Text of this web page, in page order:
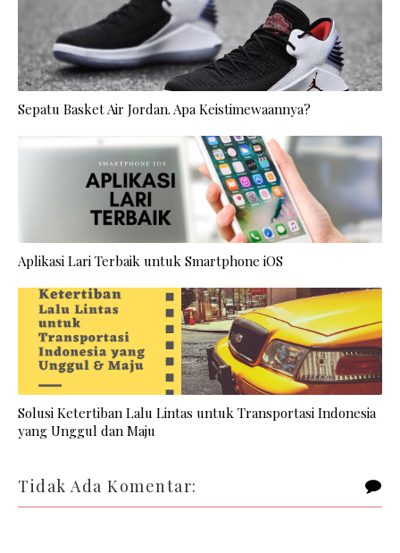
Sepatu Basket Air Jordan. Apa Keistimewaannya?
Aplikasi Lari Terbaik untuk Smartphone iOS
Solusi Ketertiban Lalu Lintas untuk Transportasi Indonesia
yang Unggul dan Maju
Tidak Ada Komentar: